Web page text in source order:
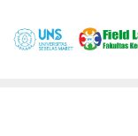
content